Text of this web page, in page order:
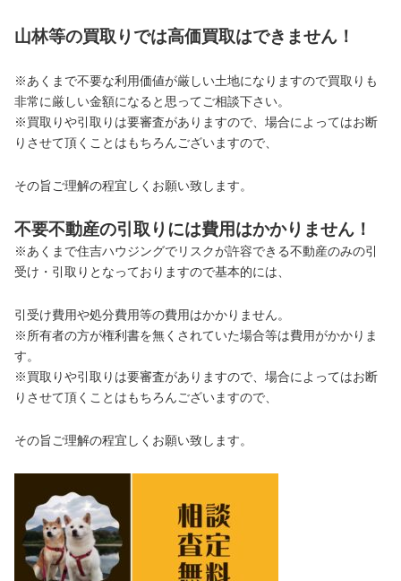
山林等の買取りでは高価買取はできません！
※あくまで不要な利用価値が厳しい土地になりますので買取りも
非常に厳しい金額になると思ってご相談下さい。
※買取りや引取りは要審査がありますので、場合によってはお断
りさせて頂くことはもちろんございますので、
その旨ご理解の程宜しくお願い致します。
不要不動産の引取りには費用はかかりません！
※あくまで住吉ハウジングでリスクが許容できる不動産のみの引
受け・引取りとなっておりますので基本的には、
引受け費用や処分費用等の費用はかかりません。
※所有者の方が権利書を無くされていた場合等は費用がかかりま
す。
※買取りや引取りは要審査がありますので、場合によってはお断
りさせて頂くことはもちろんございますので、
その旨ご理解の程宜しくお願い致します。